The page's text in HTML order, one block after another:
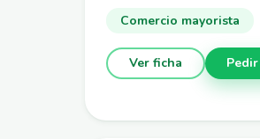
Comercio mayorista
Ver ficha